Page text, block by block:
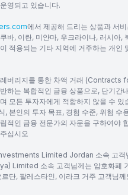
영되고 있습니다.
에서 제공해 드리는 상품과 서
바, 이란, 미얀마, 우크라이나, 러시아,
적용되는 기타 지역에 거주하는 개인
레버리지를 통한 차액 거래
하는 복합적인 금융 상품으로, 단기간
모든 투자자에게 적합하지 않을 수 있
, 본인의 투자 목표, 경험 수준, 위험 수
적인 금융 전문가의 자문을 구하여야
십시오
Limited Jordan 소속 고객
Limited 소속 고객님께는 암호화폐
단, 팔레스타인, 이라크 거주 고객님